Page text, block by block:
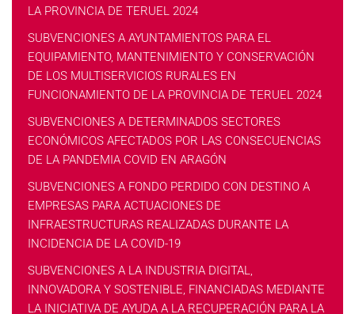
LA PROVINCIA DE TERUEL 2024
SUBVENCIONES A AYUNTAMIENTOS PARA EL
EQUIPAMIENTO, MANTENIMIENTO Y CONSERVACIÓN
DE LOS MULTISERVICIOS RURALES EN
FUNCIONAMIENTO DE LA PROVINCIA DE TERUEL 2024
SUBVENCIONES A DETERMINADOS SECTORES
ECONÓMICOS AFECTADOS POR LAS CONSECUENCIAS
DE LA PANDEMIA COVID EN ARAGÓN
SUBVENCIONES A FONDO PERDIDO CON DESTINO A
EMPRESAS PARA ACTUACIONES DE
INFRAESTRUCTURAS REALIZADAS DURANTE LA
INCIDENCIA DE LA COVID-19
SUBVENCIONES A LA INDUSTRIA DIGITAL,
INNOVADORA Y SOSTENIBLE, FINANCIADAS MEDIANTE
LA INICIATIVA DE AYUDA A LA RECUPERACIÓN PARA LA